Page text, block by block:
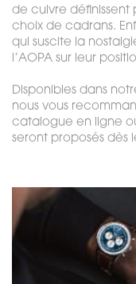
de cuivre définissent
choix de cadrans.
qui suscite la
l’AOPA sur leur
Disponibles dans
nous vous
catalogue en ligne
seront proposés dès